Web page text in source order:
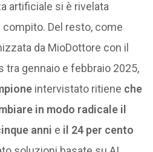
artificiale si è rivelata
Del resto, come
da MioDottore con il
tra gennaio e febbraio 2025,
intervistato ritiene che
in modo radicale il
anni e il 24 per cento